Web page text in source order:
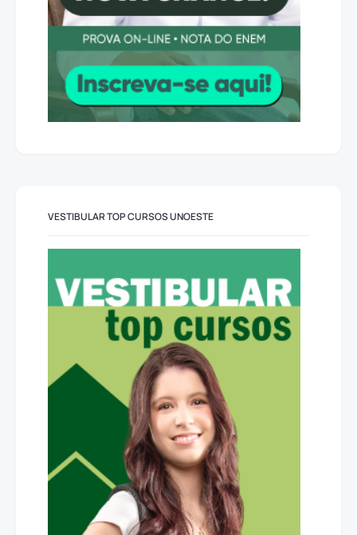
VESTIBULAR TOP CURSOS UNOESTE